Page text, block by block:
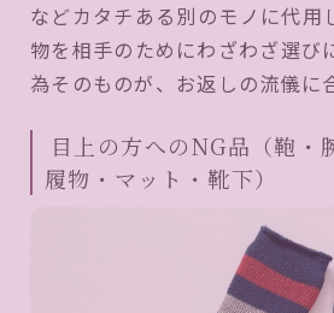
などカタチある別のモノに代用
物を相手のためにわざわざ選び
為そのものが、お返しの流儀に
目上の方へのNG品（鞄・
履物・マット・靴下）